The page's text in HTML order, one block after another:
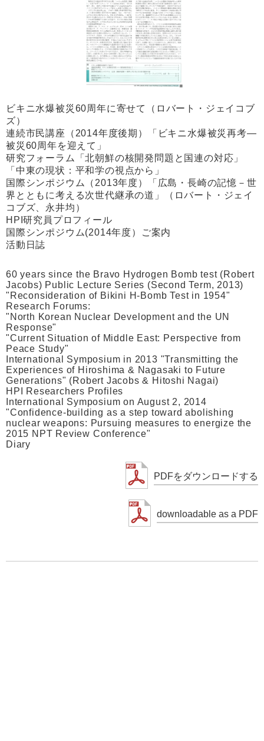
ビキニ水爆被災60周年に寄せて（ロバート・ジェイコブ
ズ）
連続市民講座（2014年度後期）「ビキニ水爆被災再考―
被災60周年を迎えて」
研究フォーラム「北朝鮮の核開発問題と国連の対応」
「中東の現状：平和学の視点から」
国際シンポジウム（2013年度）「広島・長崎の記憶－世
界とともに考える次世代継承の道」（ロバート・ジェイ
コブズ、永井均）
HPI研究員プロフィール
国際シンポジウム(2014年度）ご案内
活動日誌
60 years since the Bravo Hydrogen Bomb test (Robert
Jacobs) Public Lecture Series (Second Term, 2013)
"Reconsideration of Bikini H-Bomb Test in 1954"
Research Forums:
"North Korean Nuclear Development and the UN
Response"
"Current Situation of Middle East: Perspective from
Peace Study"
International Symposium in 2013 "Transmitting the
Experiences of Hiroshima & Nagasaki to Future
Generations" (Robert Jacobs & Hitoshi Nagai)
HPI Researchers Profiles
International Symposium on August 2, 2014
"Confidence-building as a step toward abolishing
nuclear weapons: Pursuing measures to energize the
2015 NPT Review Conference"
Diary
PDFをダウンロードする
downloadable as a PDF